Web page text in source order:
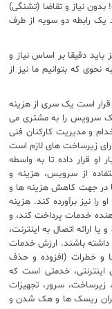
نیاز و تقاضا (تشنگی)
یک رابطه دو سویه از طرف
باید دقیقا بر اساس نیاز و
نحوی که بتوانیم ما نیز از
است یک سری از هزینه
سرویس را به مشتری می
و مدیریت کارکنان فنی
زیرساخت های لازم است
قرار داده تا به واسطه
از سرویس، هزینه و
در جهت کاهش هزینه ها و
نیز برآورده کند. هزینه
خدمات پرداخت کند، و
ارائه اتصال به اینترنت،
داشته باشند. ارزش خدمات
و خطرات (افزوده و حذف
خدمتی است که
زیرساخت، سرور، تجهیزات
ریسک ها و هک شدن و